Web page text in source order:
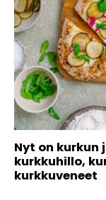
Nyt on
kurkkuhillo,
kurkkuveneet